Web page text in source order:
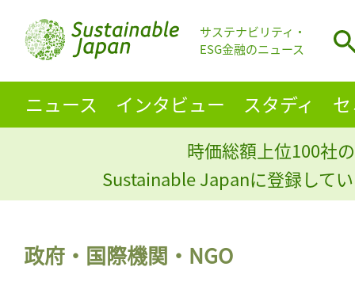
サステナビリティ・
ESG金融のニュース
ニュース インタビュー スタディ
時価総額上位100社
Sustainable Japanに登録して
政府・国際機関・NGO